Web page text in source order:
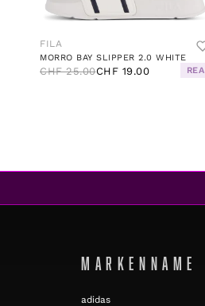
FILA
MORRO BAY SLIPPER 2.0 WHITE
CHF 25.00CHF 19.00 REA
MARKENNAME
adidas